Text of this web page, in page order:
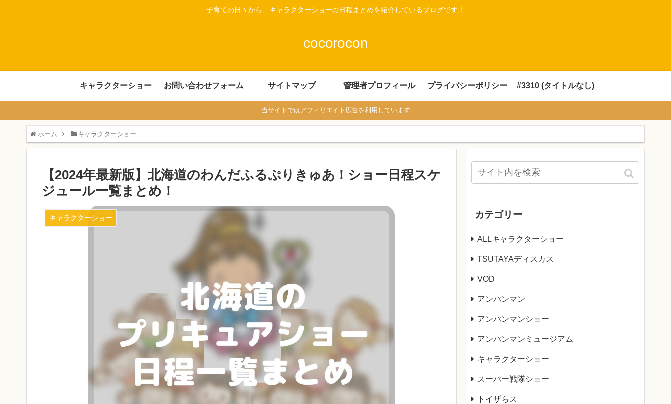
子育ての日々から、キャラクターショーの日程まとめを紹介しているブログです！
cocorocon
キャラクターショー お問い合わせフォーム サイトマップ 管理者プロフィール プライバシーポリシー #3310 (タイトルなし)
当サイトではアフィリエイト広告を利用しています
ホーム キャラクターショー
【2024年最新版】北海道のわんだふるぷりきゅあ！ショー日程スケ
ジュール一覧まとめ！
キャラクターショー カテゴリー
ALLキャラクターショー
TSUTAYAディスカス
VOD
アンパンマン
アンパンマンショー
アンパンマンミュージアム
キャラクターショー
スーパー戦隊ショー
トイザらス